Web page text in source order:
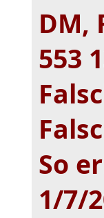
DM,
553
So
1/7/